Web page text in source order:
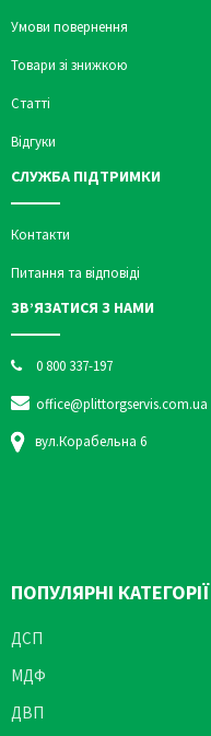
Умови повернення
Товари зі знижкою
Статті
Відгуки
СЛУЖБА ПІДТРИМКИ
Контакти
Питання та відповіді
ЗВ’ЯЗАТИСЯ З НАМИ
0 800 337-197
office@plittorgservis.com.ua
вул.Корабельна 6
ПОПУЛЯРНІ КАТЕГОРІЇ
ДСП
МДФ
ДВП